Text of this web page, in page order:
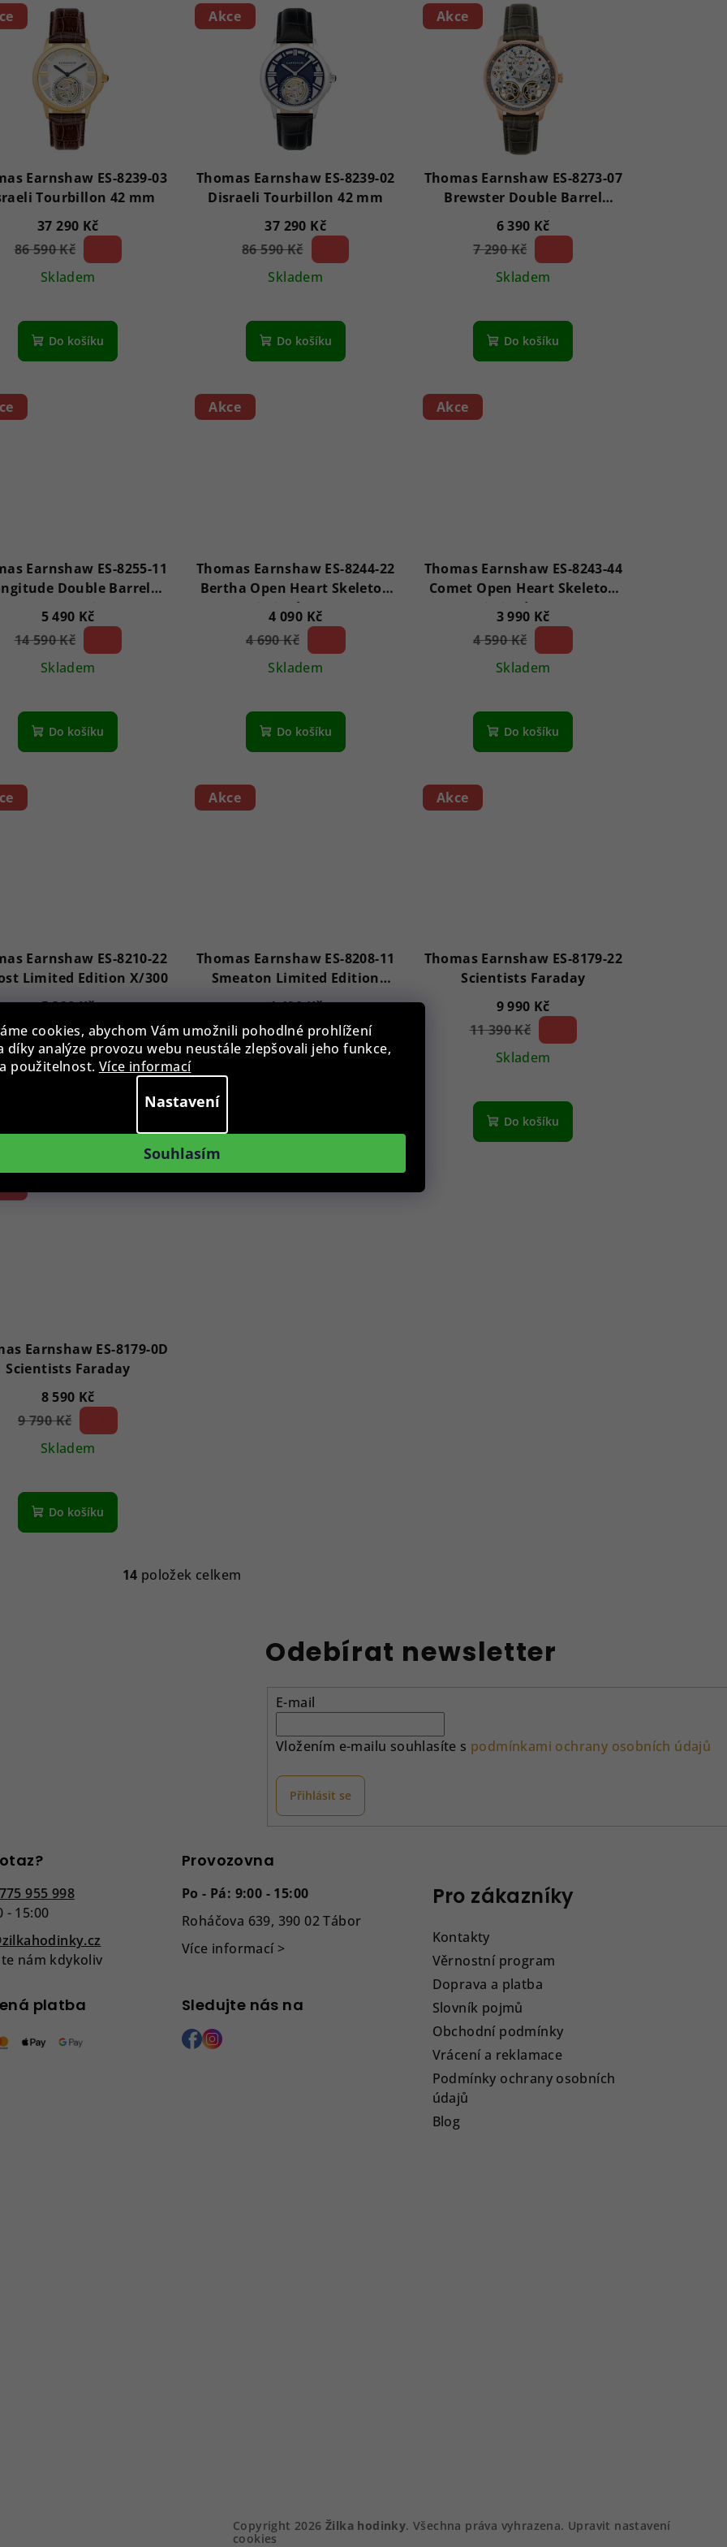
cookies, abychom Vám umožnili pohodlné prohlížení
díky analýze provozu webu neustále zlepšovali jeho funkce,
použitelnost. Více informací
Nastavení
Souhlasím
Earnshaw ES-8239-03
Tourbillon 42 mm
37 290 Kč
86 590 Kč
Skladem
Do košíku
Akce
Thomas Earnshaw ES-8239-02
Disraeli Tourbillon 42 mm
37 290 Kč
86 590 Kč
Skladem
Do košíku
Akce
Thomas Earnshaw ES-8273-07
Brewster Double Barrel
Automatic
6 390 Kč
7 290 Kč
Skladem
Do košíku
Earnshaw ES-8255-11
Double Barrel
Automatic
5 490 Kč
14 590 Kč
Skladem
Do košíku
Akce
Thomas Earnshaw ES-8244-22
Bertha Open Heart Skeleton
Limited X/500
4 090 Kč
4 690 Kč
Skladem
Do košíku
Akce
Thomas Earnshaw ES-8243-44
Comet Open Heart Skeleton
Limited X/500
3 990 Kč
4 590 Kč
Skladem
Do košíku
Earnshaw ES-8210-22
Limited Edition X/300
5 390 Kč
6 090 Kč
11 %)
Skladem
Akce
Thomas Earnshaw ES-8208-11
Smeaton Limited Edition
X/300
4 490 Kč
5 090 Kč
11 %)
Skladem
Akce
Thomas Earnshaw ES-8179-22
Scientists Faraday
9 990 Kč
11 390 Kč
Skladem
Do košíku
Earnshaw ES-8179-0D
Scientists Faraday
8 590 Kč
9 790 Kč
Skladem
Do košíku
O
y
ý
p
i
u
14 položek celkem
Odebírat newsletter
E-mail
Vložením e-mailu souhlasíte s podmínkami ochrany osobních údajů
Přihlásit se
Pro zákazníky
Kontakty
Věrnostní program
Doprava a platba
Slovník pojmů
Obchodní podmínky
Vrácení a reklamace
Podmínky ochrany osobních
údajů
Blog
955 998
- 15:00
nám kdykoliv
platba
Provozovna
Po - Pá: 9:00 - 15:00
Roháčova 639, 390 02 Tábor
Více informací >
Sledujte nás na
Copyright 2026 Žilka hodinky. Všechna práva vyhrazena. Upravit nastavení
cookies